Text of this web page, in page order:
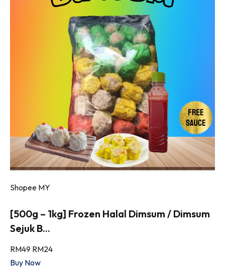
Shopee MY
[500g – 1kg] Frozen Halal Dimsum / Dimsum
Sejuk B...
RM49 RM24
Buy Now